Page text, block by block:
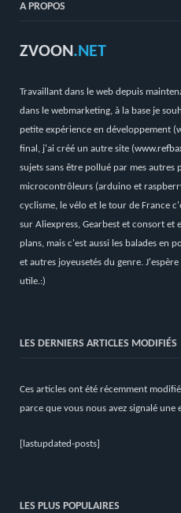
A PROPOS
ZVOON.NET
Travaillant dans le web depuis
dans le webmarketing, à la base je
petite expérience en développement
final, j'ai créé un autre site (
sujets sans être pollué par mes autres
microcontrôleurs (arduino et
cyclisme, le vélo et le tour de France
sur Aliexpress, Gearbest et consort et
plans, mais c'est aussi les balades en
et autres joyeusetés du genre.
utile.:)
LES DERNIERS ARTICLES MODIFIÉS
Ces articles ont été récemment
parce que vous nous avez signalé une
[lastupdated-posts]
LES PLUS POPULAIRES